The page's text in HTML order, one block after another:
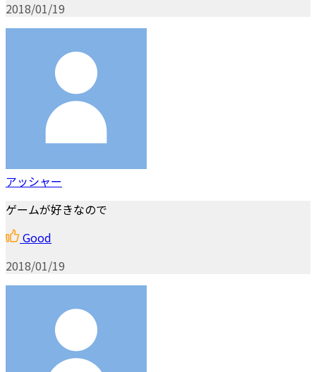
2018/01/19
アッシャー
ゲームが好きなので
Good
2018/01/19